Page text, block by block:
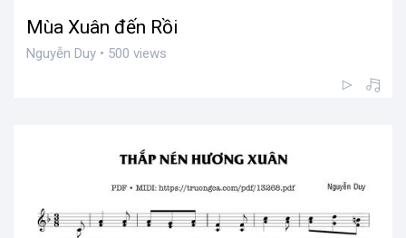
Mùa Xuân đến Rồi
Nguyễn Duy • 500 views